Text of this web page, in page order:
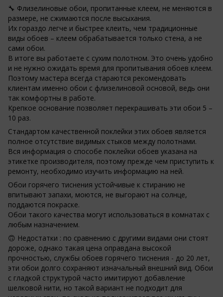
🔧 Флизелиновые обои, пропитанные клеем, не меняются в
размере, не сжимаются после высыхания.
Их гораздо легче и быстрее клеить, чем традиционные
виды обоев – клеем обрабатывается только стена, а не
сами обои.
В итоге вы работаете с сухим полотном. Это очень удобно
и не нужно ожидать время для пропитывания обоев клеем.
Поэтому мастера всегда стараются рекомендовать
клиентам именно обои с флизелиновой основой, ведь они
так комфортны в работе.
Крепкое основание позволяет перекрашивать эти обои 5 –
10 раз.
Стандартом качественной поклейки этих обоев является
полное отсутствие видимых стыков между полотнами.
Вся информация о способе поклейки обоев указана на
этикетке производителя, поэтому прежде чем приступить к
ремонту, необходимо изучить информацию на ней.
Обои горячего тиснения устойчивые к стиранию не
впитывают запахи, моются, не выгорают на солнце,
поддаются покраске.
Обои такого качества могут использоваться в комнатах с
любым назначением.
🙃 Недостатки : по сравнению с другими видами они стоят
дороже, однако такая цена оправдана высокой
прочностью, службы обоев горячего тиснения - до 20 лет,
эти обои долго сохраняют изначальный внешний вид. Обои
с гладкой структурой часто имитируют добавление
шелковой нити, но такой вариант не подходит для